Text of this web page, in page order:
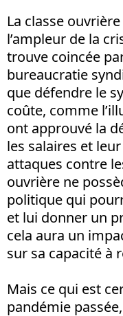
La classe
l’ampleur de la
trouve coincée
bureaucratie
que défendre le
coûte, comme
ont approuvé la
les salaires et
attaques contre
ouvrière ne
politique qui
et lui donner un
cela aura un
sur sa capacité à
Mais ce qui est
pandémie